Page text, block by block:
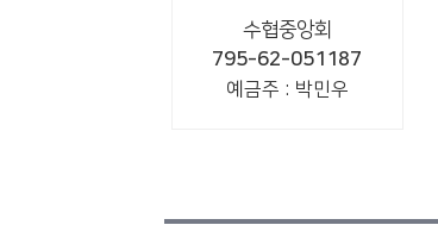
수협중앙회
795-62-051187
예금주 : 박민우